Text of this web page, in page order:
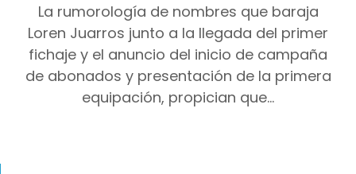
La rumorología de nombres que baraja
Loren Juarros junto a la llegada del primer
fichaje y el anuncio del inicio de campaña
de abonados y presentación de la primera
equipación, propician que…